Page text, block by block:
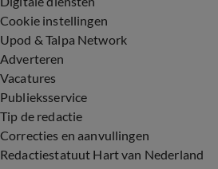
Cookie instellingen
Upod & Talpa Network
Adverteren
Vacatures
Publieksservice
Tip de redactie
Correcties en aanvullingen
Redactiestatuut Hart van Nederland